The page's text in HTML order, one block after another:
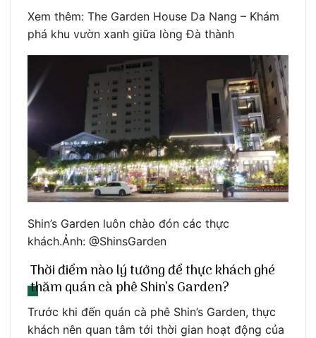
Xem thêm: The Garden House Da Nang – Khám
phá khu vườn xanh giữa lòng Đà thành
Shin’s Garden luôn chào đón các thực
khách.Ảnh: @ShinsGarden
Thời điểm nào lý tưởng để thực khách ghé
thăm quán cà phê Shin’s Garden?
Trước khi đến quán cà phê Shin’s Garden, thực
khách nên quan tâm tới thời gian hoạt động của